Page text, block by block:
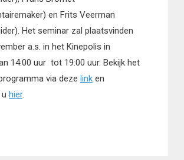
en Frits Veerman
Het seminar zal plaatsvinden
a.s. in het Kinepolis in
14:00 uur tot 19:00 uur. Bekijk het
via deze linken
hier.